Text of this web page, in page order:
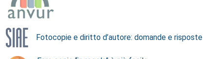
Fotocopie e diritto d’autore: domande e risposte